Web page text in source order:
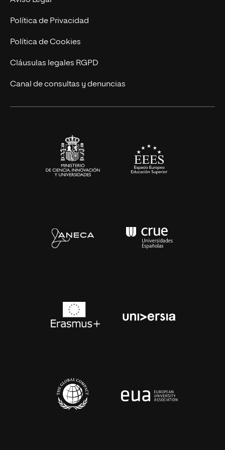
Postgrados
Cursos Universitarios
Trabaja en UNIR
Actualidad
UNIR Revista
Eventos
Política de Privacidad
Política de Cookies
Cláusulas legales RGPD
Canal de consultas y denuncias